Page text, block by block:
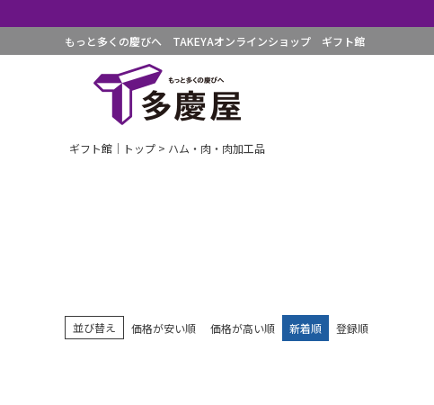
もっと多くの慶びへ TAKEYAオンラインショップ ギフト館
ギフト館｜トップ ハム・肉・肉加工品
並び替え 価格が安い順 価格が高い順 新着順 登録順